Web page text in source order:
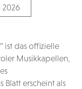
2026
ist das offizielle
Musikkapellen,
Blatt erscheint als